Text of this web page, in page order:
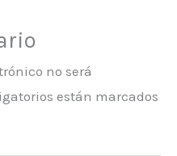
no será
están marcados